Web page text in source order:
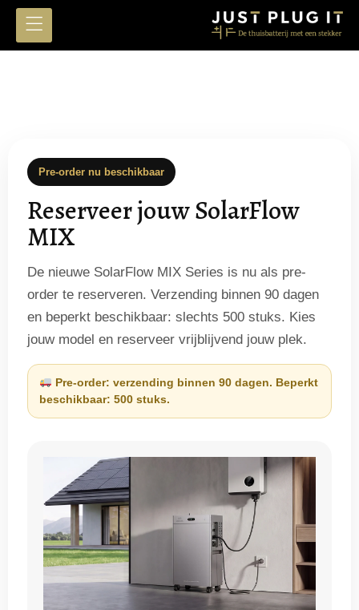
Pre-order nu beschikbaar
Reserveer jouw SolarFlow
MIX
De nieuwe SolarFlow MIX Series is nu als pre-
order te reserveren. Verzending binnen 90 dagen
en beperkt beschikbaar: slechts 500 stuks. Kies
jouw model en reserveer vrijblijvend jouw plek.
Pre-order: verzending binnen 90 dagen. Beperkt
beschikbaar: 500 stuks.